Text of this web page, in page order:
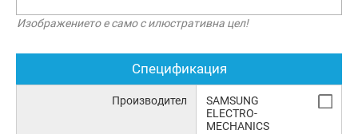
Изображението е само с илюстративна цел!
Спецификация
Производител
SAMSUNG
ELECTRO-
MECHANICS